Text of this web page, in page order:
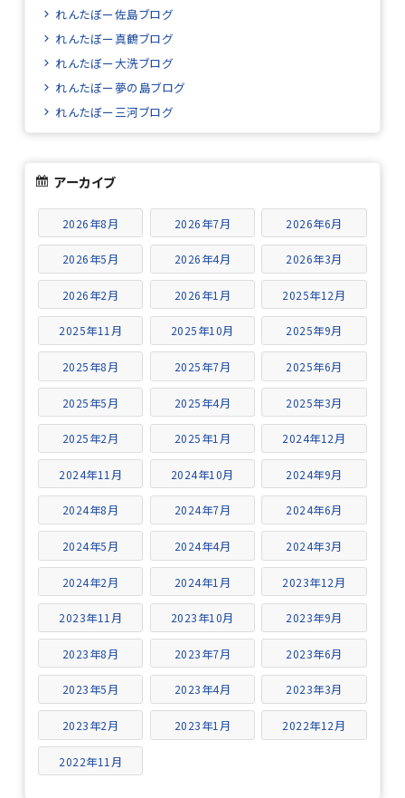
れんたぼー佐島ブログ
れんたぼー真鶴ブログ
れんたぼー大洗ブログ
れんたぼー夢の島ブログ
れんたぼー三河ブログ
アーカイブ
2026年8月 2026年7月 2026年6月
2026年5月 2026年4月 2026年3月
2026年2月 2026年1月 2025年12月
2025年11月 2025年10月 2025年9月
2025年8月 2025年7月 2025年6月
2025年5月 2025年4月 2025年3月
2025年2月 2025年1月 2024年12月
2024年11月 2024年10月 2024年9月
2024年8月 2024年7月 2024年6月
2024年5月 2024年4月 2024年3月
2024年2月 2024年1月 2023年12月
2023年11月 2023年10月 2023年9月
2023年8月 2023年7月 2023年6月
2023年5月 2023年4月 2023年3月
2023年2月 2023年1月 2022年12月
2022年11月